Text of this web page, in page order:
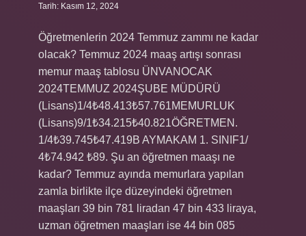
Tarih: Kasım 12, 2024
Öğretmenlerin 2024 Temmuz zammı ne kadar
olacak? Temmuz 2024 maaş artışı sonrası
memur maaş tablosu ÜNVANOCAK
2024TEMMUZ 2024ŞUBE MÜDÜRÜ
(Lisans)1/4₺48.413₺57.761MEMURLUK
(Lisans)9/1₺34.215₺40.821ÖĞRETMEN.
1/4₺39.745₺47.419B AYMAKAM 1. SINIF1/
4₺74.942 ₺89. Şu an öğretmen maaşı ne
kadar? Temmuz ayında memurlara yapılan
zamla birlikte ilçe düzeyindeki öğretmen
maaşları 39 bin 781 liradan 47 bin 433 liraya,
uzman öğretmen maaşları ise 44 bin 085